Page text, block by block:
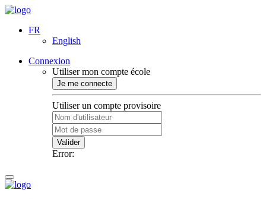
FR
English
Connexion
Utiliser mon compte école
Je me connecte
Utiliser un compte provisoire
Valider
Error: